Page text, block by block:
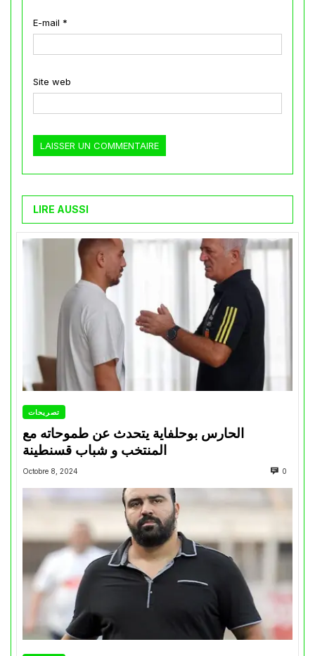
E-mail *
Site web
LIRE AUSSI
تصريحات
الحارس بوحلفاية يتحدث عن طموحاته مع
المنتخب و شباب قسنطينة
Octobre 8, 2024 0